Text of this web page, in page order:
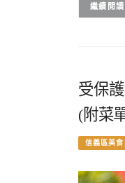
受保
(附菜
信義區美食